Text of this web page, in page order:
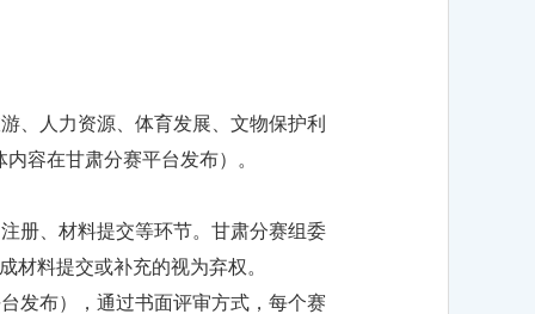
、人力资源、体育发展、文物保护利
容在甘肃分赛平台发布）。
册、材料提交等环节。甘肃分赛组委
材料提交或补充的视为弃权。
发布），通过书面评审方式，每个赛